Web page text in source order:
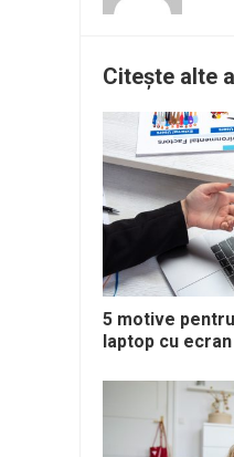
Citește alte
5 motive
laptop cu